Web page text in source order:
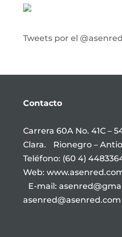
Tweets por el
Contacto
Carrera 60A No. 41C –
Clara. Rionegro –
Teléfono: (60 4)
Web:
E-mail:
asenred@asenred.com